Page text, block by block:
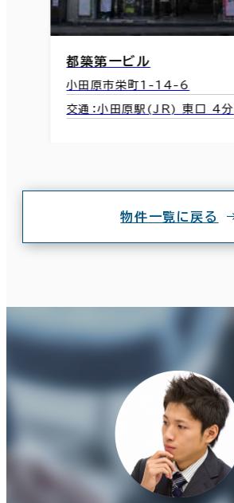
都築第一ビル
小田原市栄町1-14-6
交通：小田原駅(JR) 東口 4分
物件一覧に戻る